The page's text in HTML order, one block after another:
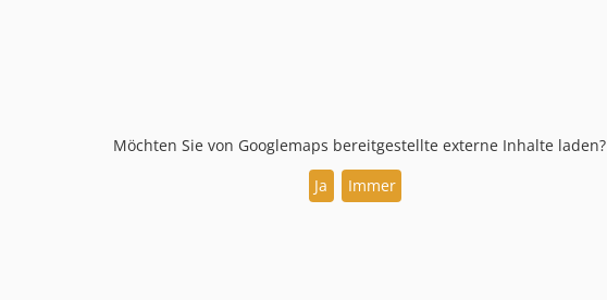
Möchten Sie von Googlemaps bereitgestellte externe Inhalte laden?
Ja
Immer